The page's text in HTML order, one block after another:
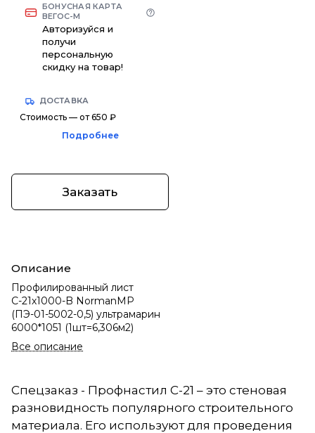
БОНУСНАЯ КАРТА
ВЕГОС-М
Авторизуйся и
получи
персональную
скидку на товар!
ДОСТАВКА
Стоимость — от 650 ₽
Подробнее
Заказать
Описание
Профилированный лист
С-21х1000-B NormanMP
(ПЭ-01-5002-0,5) ультрамарин
6000*1051 (1шт=6,306м2)
Все описание
Спецзаказ - Профнастил С-21 – это стеновая
разновидность популярного строительного
материала. Его используют для проведения